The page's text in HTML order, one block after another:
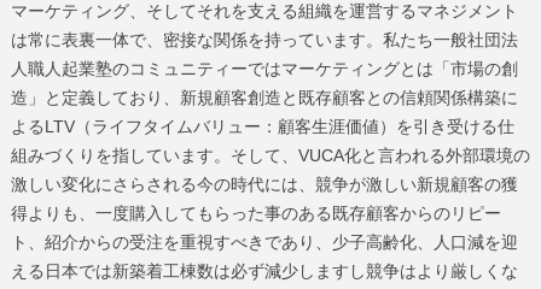
マーケティング、そしてそれを支える組織を運営するマネジメント
は常に表裏一体で、密接な関係を持っています。私たち一般社団法
人職人起業塾のコミュニティーではマーケティングとは「市場の創
造」と定義しており、新規顧客創造と既存顧客との信頼関係構築に
よるLTV（ライフタイムバリュー：顧客生涯価値）を引き受ける仕
組みづくりを指しています。そして、VUCA化と言われる外部環境の
激しい変化にさらされる今の時代には、競争が激しい新規顧客の獲
得よりも、一度購入してもらった事のある既存顧客からのリピー
ト、紹介からの受注を重視すべきであり、少子高齢化、人口減を迎
える日本では新築着工棟数は必ず減少しますし競争はより厳しくな